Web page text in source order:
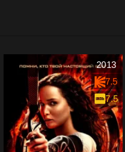
2013
7.5
7.5